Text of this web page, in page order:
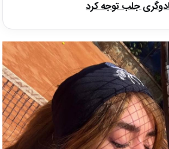
جلب توجه کرد